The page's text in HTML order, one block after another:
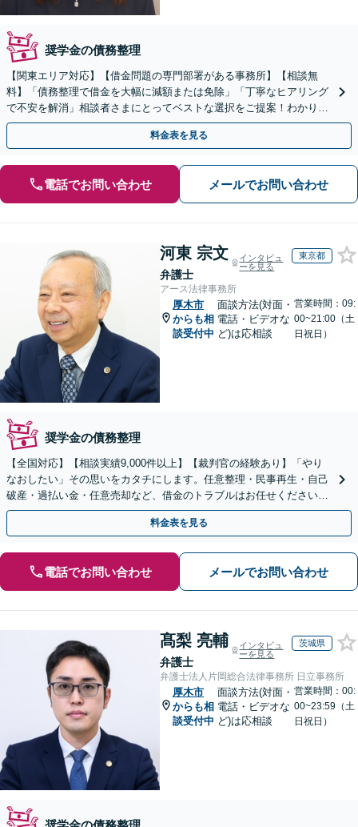
奨学金の債務整理
【関東エリア対応】【借金問題の専門部署がある事務所】【相談無
料】「債務整理で借金を大幅に減額または免除」「丁寧なヒアリング
で不安を解消」相談者さまにとってベストな選択をご提案！わかりや
すく丁寧に説明するのでご安心ください【休日・夜間相談可】
料金表を見る
電話でお問い合わせ メールでお問い合わせ
河東 宗文
弁護士
インタビュ
ーを見る
東京都
アース法律事務所
厚木市
からも相
談受付中
面談方法(対面・
電話・ビデオな
ど)は応相談
営業時間：09:
00~21:00（土
日祝日）
奨学金の債務整理
【全国対応】【相談実績9,000件以上】【裁判官の経験あり】「やり
なおしたい」その思いをカタチにします。任意整理・民事再生・自己
破産・過払い金・任意売却など、借金のトラブルはお任せください。
【初回相談無料】【全国対応可能】
料金表を見る
電話でお問い合わせ メールでお問い合わせ
髙梨 亮輔
弁護士
インタビュ
ーを見る
茨城県
弁護士法人片岡総合法律事務所 日立事務所
厚木市
からも相
談受付中
面談方法(対面・
電話・ビデオな
ど)は応相談
営業時間：00:
00~23:59（土
日祝日）